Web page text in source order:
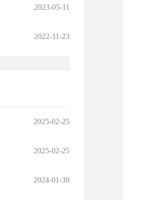
2023-05-11
2022-11-23
2025-02-25
2025-02-25
2024-01-30